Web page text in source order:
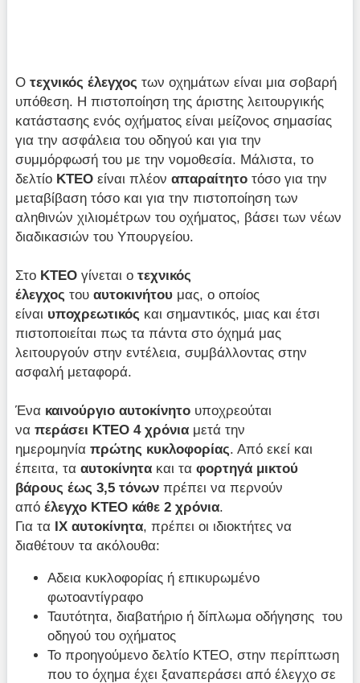
Οτεχνικός έλεγχοςτων οχημάτων είναι μια σοβαρή
υπόθεση. Η πιστοποίηση της άριστης λειτουργικής
κατάστασης ενός οχήματος είναι μείζονος σημασίας
για την ασφάλεια του οδηγού και για την
συμμόρφωσή του με την νομοθεσία. Μάλιστα, το
δελτίο ΚΤΕΟείναι πλέοναπαραίτητοτόσο για την
μεταβίβαση τόσο και για την πιστοποίηση των
αληθινών χιλιομέτρων του οχήματος, βάσει των νέων
διαδικασιών του Υπουργείου.
Στο ΚΤΕΟ γίνεται οτεχνικός
έλεγχοςτουαυτοκινήτου μας, ο οποίος
είναι υποχρεωτικός και σημαντικός, μιας και έτσι
πιστοποιείται πως τα πάντα στο όχημά μας
λειτουργούν στην εντέλεια, συμβάλλοντας στην
ασφαλή μεταφορά.
Ένα καινούργιο αυτοκίνητο υποχρεούται
ναπεράσει ΚΤΕΟ 4 χρόνια μετά την
ημερομηνίαπρώτης κυκλοφορίας. Από εκεί και
έπειτα, τααυτοκίνητα και ταφορτηγά μικτού
βάρους έως 3,5 τόνων πρέπει να περνούν
απόέλεγχο ΚΤΕΟ κάθε 2 χρόνια.
Για τα ΙΧ αυτοκίνητα, πρέπει οι ιδιοκτήτες να
διαθέτουν τα ακόλουθα:
Αδεια κυκλοφορίας ή επικυρωμένο
φωτοαντίγραφο
Ταυτότητα, διαβατήριο ή δίπλωμα οδήγησης του
οδηγού του οχήματος
Το προηγούμενο δελτίο ΚΤΕΟ, στην περίπτωση
που το όχημα έχει ξαναπεράσει από έλεγχο σε